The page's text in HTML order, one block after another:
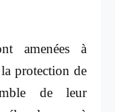
amenées à
protection de
de leur